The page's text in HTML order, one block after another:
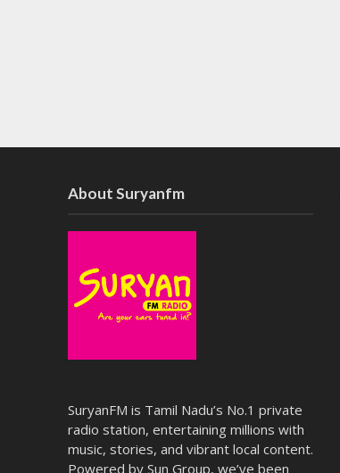
About Suryanfm
SuryanFM is Tamil Nadu’s No.1 private
radio station, entertaining millions with
music, stories, and vibrant local content.
Powered by Sun Group, we’ve been